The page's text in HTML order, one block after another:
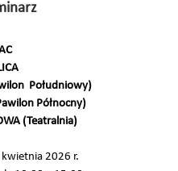
Południowy)
Północny)
(Teatralnia)
2026 r.